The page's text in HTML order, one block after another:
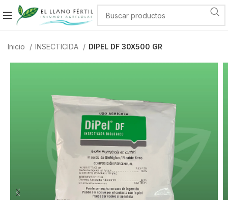
Inicio INSECTICIDA DIPEL DF 30X500 GR